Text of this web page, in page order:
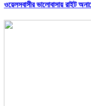
ওয়েলসবাসীর ভালোবাসায় রাইট